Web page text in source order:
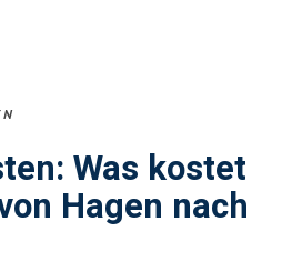
Was kostet
Hagen nach